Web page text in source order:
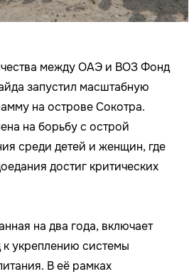
между ОАЭ и ВОЗ Фонд
запустил масштабную
на острове Сокотра.
на борьбу с острой
среди детей и женщин, где
достиг критических
на два года, включает
укреплению системы
В её рамках